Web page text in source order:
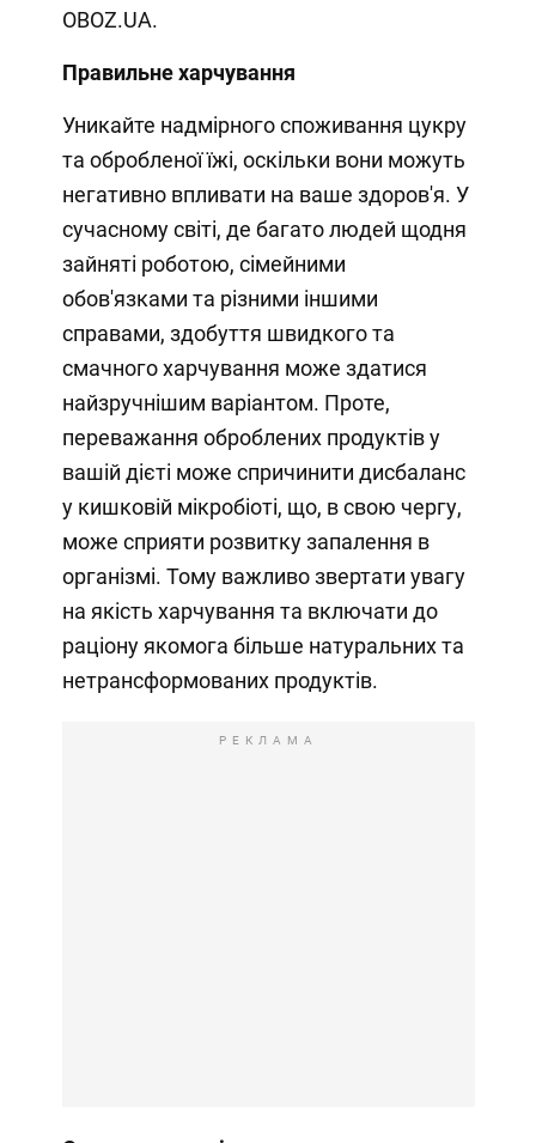
OBOZ.UA.
Правильне харчування
Уникайте надмірного споживання цукру
та обробленої їжі, оскільки вони можуть
негативно впливати на ваше здоров'я. У
сучасному світі, де багато людей щодня
зайняті роботою, сімейними
обов'язками та різними іншими
справами, здобуття швидкого та
смачного харчування може здатися
найзручнішим варіантом. Проте,
переважання оброблених продуктів у
вашій дієті може спричинити дисбаланс
у кишковій мікробіоті, що, в свою чергу,
може сприяти розвитку запалення в
організмі. Тому важливо звертати увагу
на якість харчування та включати до
раціону якомога більше натуральних та
нетрансформованих продуктів.
РЕКЛАМА